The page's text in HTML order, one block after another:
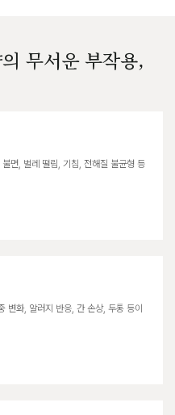
무서운 부작용,
면, 벌레 떨림, 기침, 전해질 불균형 등
변화, 알러지 반응, 간 손상, 두통 등이